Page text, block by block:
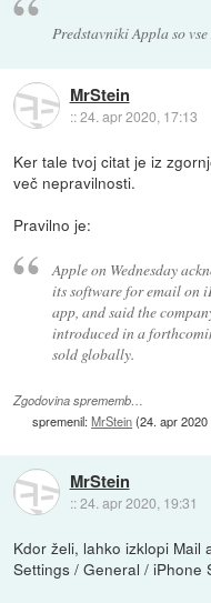
Predstavniki Appla so
MrStein
::24. apr 2020, 17:13
Ker tale tvoj citat je iz
več nepravilnosti.
Pravilno je:
Apple on Wednesday
its software for email on
app, and said the
introduced in a
sold globally.
Zgodovina sprememb…
spremenil:MrStein(24. apr
MrStein
::24. apr 2020, 19:31
Kdor želi, lahko izklopi Mail
Settings / General / iPhone